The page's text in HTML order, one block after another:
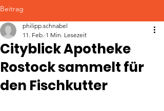
Beitrag
Cityblick Apotheke
Rostock sammelt für
den Fischkutter
philipp.schnabel
11. Feb. 1 Min. Lesezeit